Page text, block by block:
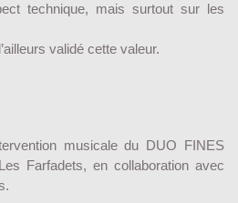
technique, mais surtout sur les
validé cette valeur.
musicale du DUO FINES
Farfadets, en collaboration avec